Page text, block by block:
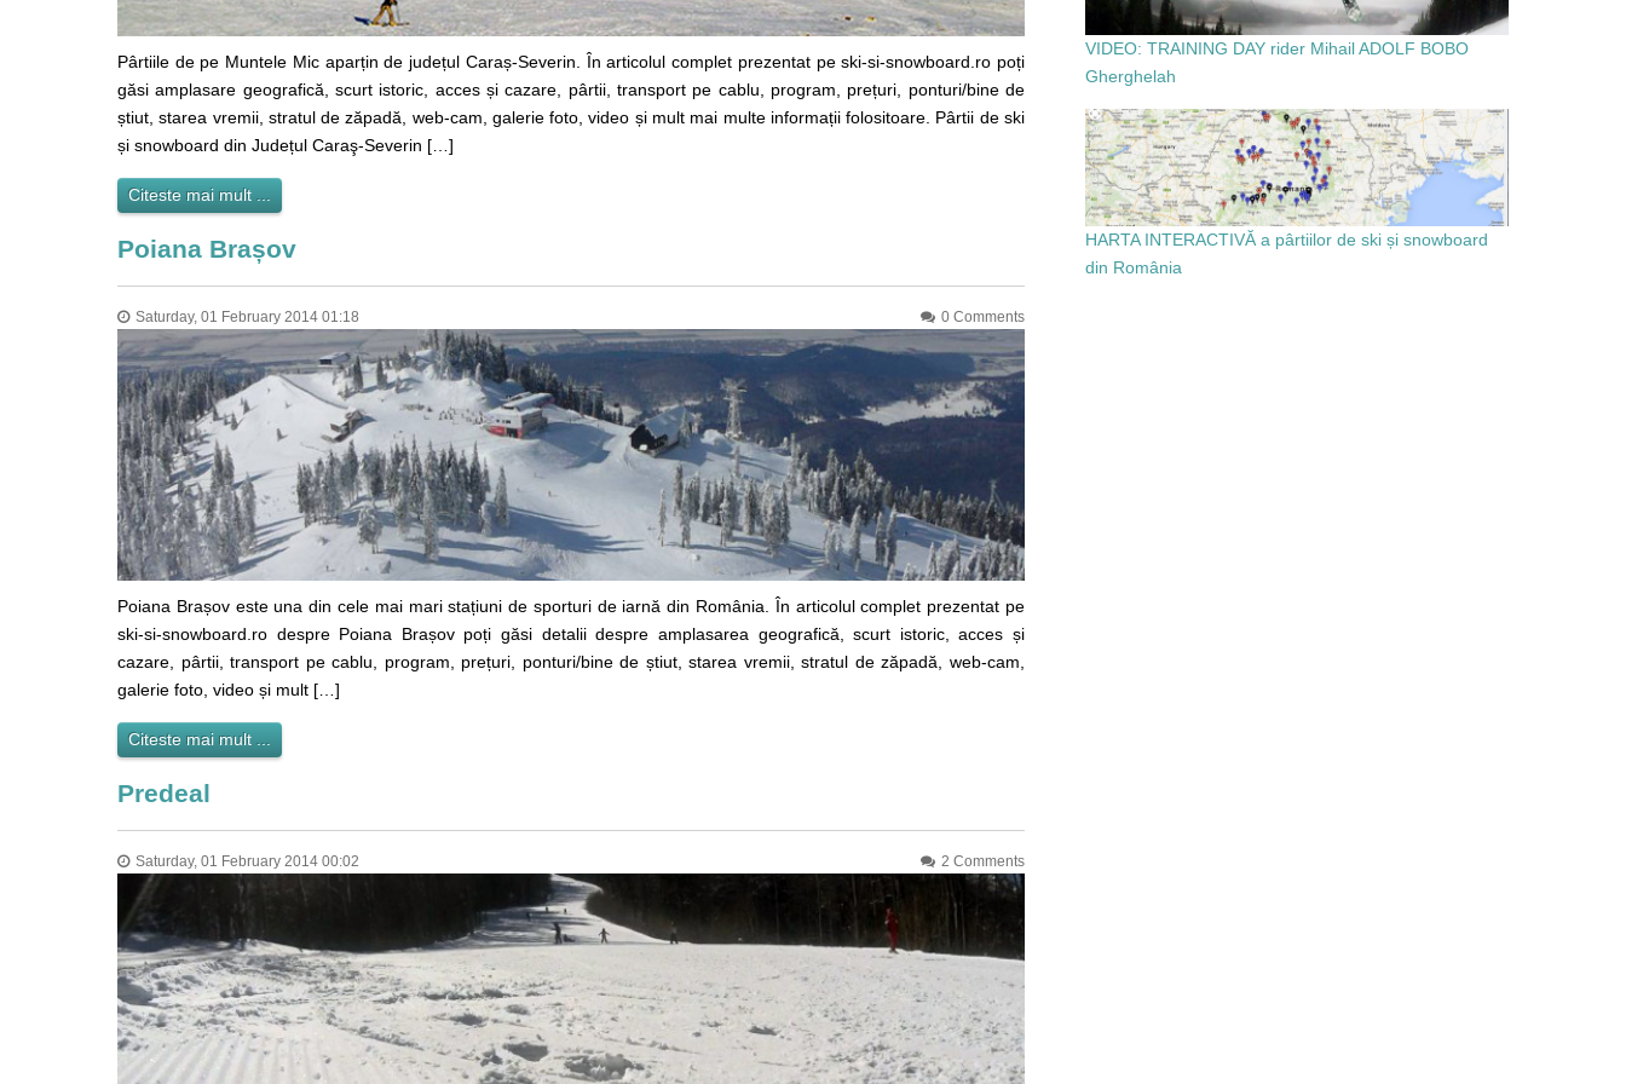
Pârtiile de pe Muntele Mic aparțin de județul Caraș-Severin. În articolul complet prezentat pe ski-si-snowboard.ro poți
găsi amplasare geografică, scurt istoric, acces și cazare, pârtii, transport pe cablu, program, prețuri, ponturi/bine de
știut, starea vremii, stratul de zăpadă, web-cam, galerie foto, video și mult mai multe informații folositoare. Pârtii de ski
și snowboard din Județul Caraş-Severin […]
Citeste mai mult ...
Poiana Brașov
Saturday, 01 February 2014 01:18 0 Comments
Poiana Brașov este una din cele mai mari stațiuni de sporturi de iarnă din România. În articolul complet prezentat pe
ski-si-snowboard.ro despre Poiana Brașov poți găsi detalii despre amplasarea geografică, scurt istoric, acces și
cazare, pârtii, transport pe cablu, program, prețuri, ponturi/bine de știut, starea vremii, stratul de zăpadă, web-cam,
galerie foto, video și mult […]
Citeste mai mult ...
Predeal
Saturday, 01 February 2014 00:02 2 Comments
VIDEO: TRAINING DAY rider Mihail ADOLF BOBO
Gherghelah
HARTA INTERACTIVĂ a pârtiilor de ski și snowboard
din România